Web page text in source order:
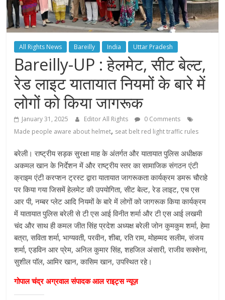
All Rights News Bareilly India Uttar Pradesh
Bareilly-UP : हेलमेट, सीट बेल्ट,
रेड लाइट यातायात नियमों के बारे में
लोगों को किया जागरूक
January 31, 2025 Editor All Rights
0 Comments
Made people aware about helmet, seat belt red light traffic rules
बरेली। राष्ट्रीय सड़क सुरक्षा माह के अंतर्गत और यातायात पुलिस अधीक्षक
अकमल खान के निर्देशन में और राष्ट्रीय स्तर का सामाजिक संगठन एंटी
क्राइम एंटी करप्शन ट्रस्ट द्वारा यातायात जागरूकता कार्यक्रम डमरू चौराहे
पर किया गया जिसमें हेलमेट की उपयोगिता, सीट बेल्ट, रेड लाइट, एच एस
आर पी, नम्बर प्लेट आदि नियमों के बारे में लोगों को जागरूक किया कार्यक्रम
में यातायात पुलिस बरेली से टी एस आई विनीत शर्मा और टी एस आई लखमी
चंद और साथ ही कमल जीत सिंह प्रदेश अध्यक्ष बरेली जोन कुमकुम शर्मा, हेमा
बत्रा, सविता शर्मा, भाग्यवती, परवीन, शीबा, रति राम, मोहम्मद सलीम, संजय
शर्मा, एडविन आर प्रेम, अनिल कुमार सिंह, शहजिल अंसारी, राजीव सक्सेना,
सुशील पाॅल, आमिर खान, कासिम ‌खान, उपस्थित रहे।
गोपाल चंद्र अग्रवाल संपादक आल राइट्स न्यूज़